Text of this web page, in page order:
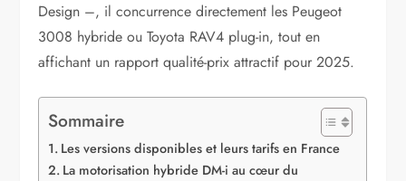
Design –, il concurrence directement les Peugeot
3008 hybride ou Toyota RAV4 plug-in, tout en
affichant un rapport qualité-prix attractif pour 2025.
Sommaire
Les versions disponibles et leurs tarifs en France
La motorisation hybride DM-i au cœur du